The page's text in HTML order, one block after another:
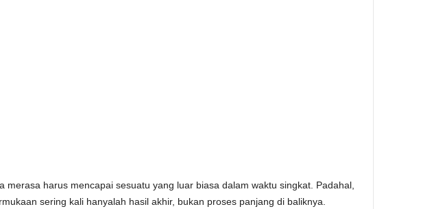
merasa harus mencapai sesuatu yang luar biasa dalam waktu singkat. Padahal,
sering kali hanyalah hasil akhir, bukan proses panjang di baliknya.